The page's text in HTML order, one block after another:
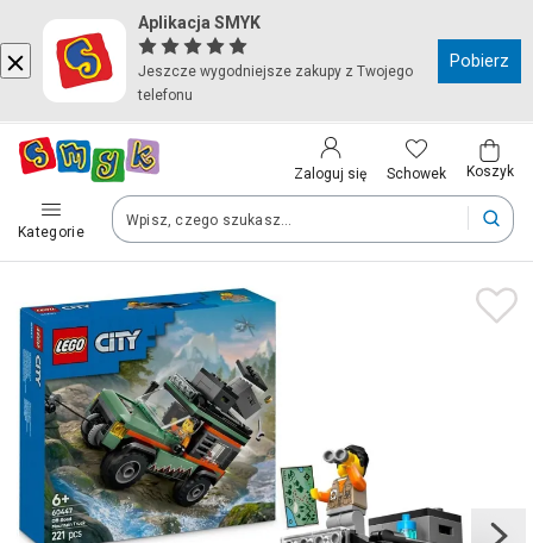
Aplikacja SMYK
Jeszcze wygodniejsze zakupy z Twojego
telefonu
Pobierz
Zaloguj się Schowek Koszyk
Kategorie
Kraj i język
Polska (Poland)
Twoje zamówienia dostarczymy na teren wybranego kraju.
Język
Polski
Po zmianie kraju część produktów może zostać usunięta z
Zapisz